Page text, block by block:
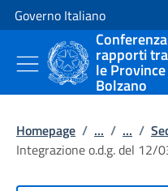
Vai al contenuto
Vai alla navigazione del sito
Governo Italiano
rapporti
le
Bolzano
Homepage / ... / ... /
Integrazione o.d.g. del 12/